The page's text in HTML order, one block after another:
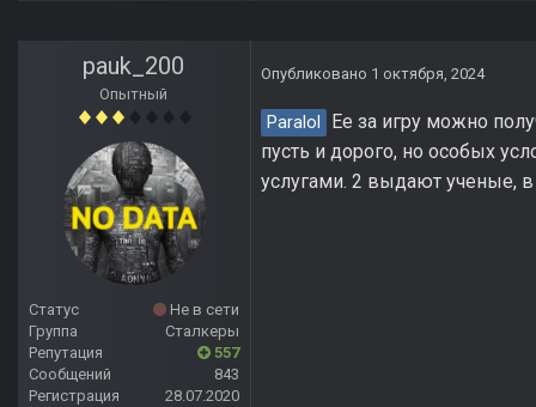
pauk_200
Опытный
Статус
Не в сети
Группа
Сталкеры
Репутация
557
Сообщений
843
Регистрация
28.07.2020
Опубликовано 1 октября, 2024
Paralol
Ее за игру можно
пусть и дорого, но особых
услугами. 2 выдают ученые,